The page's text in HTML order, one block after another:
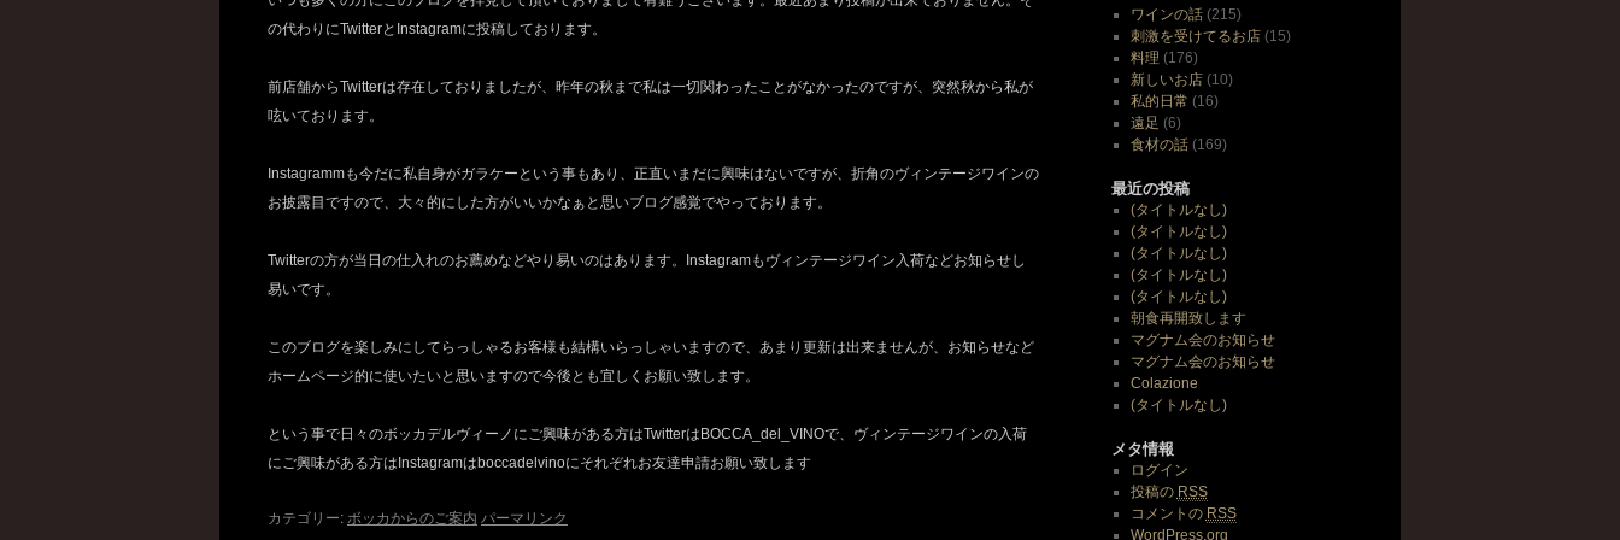
の代わりにTwitterとInstagramに投稿しております。
前店舗からTwitterは存在しておりましたが、昨年の秋まで私は一切関わったことがなかったのですが、突然秋から私が
呟いております。
Instagrammも今だに私自身がガラケーという事もあり、正直いまだに興味はないですが、折角のヴィンテージワインの
お披露目ですので、大々的にした方がいいかなぁと思いブログ感覚でやっております。
Twitterの方が当日の仕入れのお薦めなどやり易いのはあります。Instagramもヴィンテージワイン入荷などお知らせし
易いです。
このブログを楽しみにしてらっしゃるお客様も結構いらっしゃいますので、あまり更新は出来ませんが、お知らせなど
ホームページ的に使いたいと思いますので今後とも宜しくお願い致します。
という事で日々のボッカデルヴィーノにご興味がある方はTwitterはBOCCA_del_VINOで、ヴィンテージワインの入荷
にご興味がある方はInstagramはboccadelvinoにそれぞれお友達申請お願い致します
カテゴリー: ボッカからのご案内 パーマリンク
ワインの話(215)
刺激を受けてるお店(15)
料理 (176)
新しいお店(10)
私的日常 (16)
遠足 (6)
食材の話(169)
最近の投稿
(タイトルなし)
(タイトルなし)
(タイトルなし)
(タイトルなし)
(タイトルなし)
朝食再開致します
マグナム会のお知らせ
マグナム会のお知らせ
Colazione
(タイトルなし)
メタ情報
ログイン
投稿の RSS
コメントの RSS
WordPress.org